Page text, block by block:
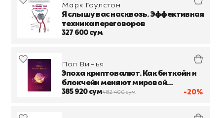
Марк Гоулстон
Я слышу вас насквозь. Эффективная
техника переговоров
327 600 сум
-20%
Пол Винья
Эпоха криптовалют. Как биткойн и
блокчейн меняют мировой
экономический порядок
385 920 сум482 400 сум